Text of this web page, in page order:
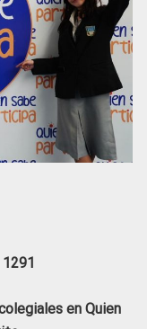
en Quien